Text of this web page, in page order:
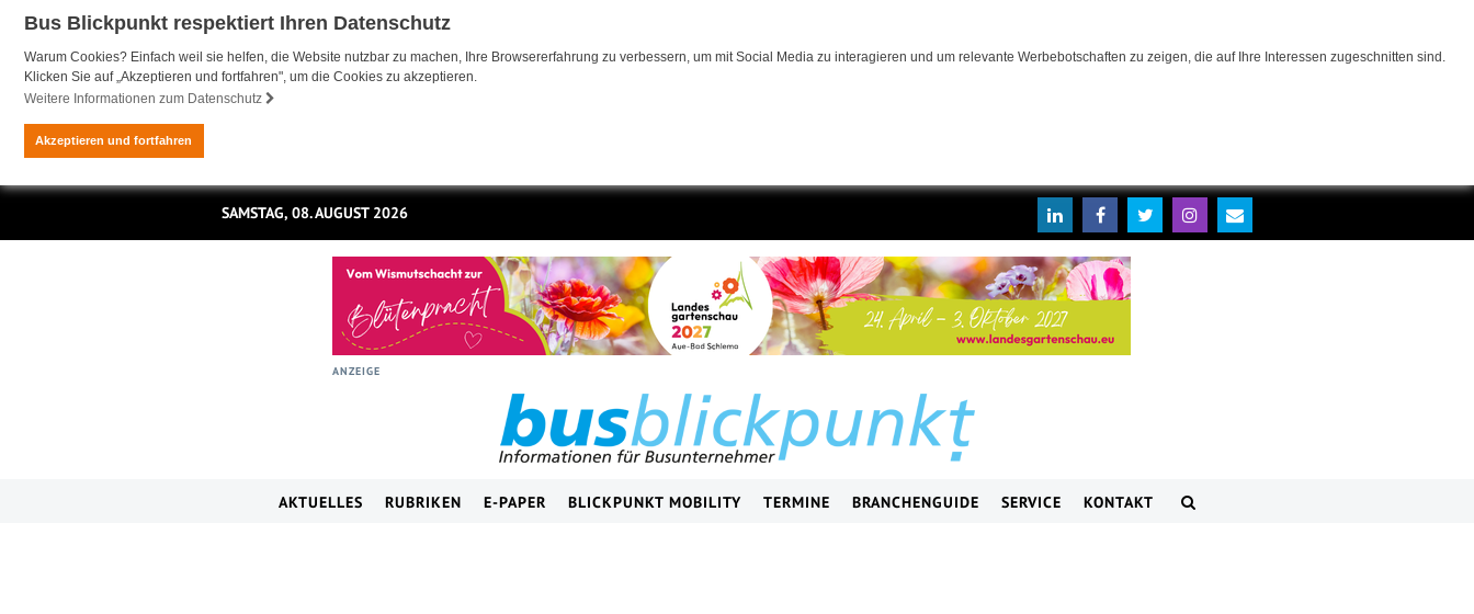
Bus Blickpunkt respektiert Ihren Datenschutz
Warum Cookies? Einfach weil sie helfen, die Website nutzbar zu machen, Ihre Browsererfahrung zu verbessern, um mit Social Media zu interagieren und um relevante Werbebotschaften zu zeigen, die auf Ihre Interessen zugeschnitten sind.
Klicken Sie auf „Akzeptieren und fortfahren", um die Cookies zu akzeptieren.
Weitere Informationen zum Datenschutz
Akzeptieren und fortfahren
SAMSTAG, 08. AUGUST 2026
ANZEIGE
AKTUELLES RUBRIKEN E-PAPER BLICKPUNKT MOBILITY TERMINE BRANCHENGUIDE SERVICE KONTAKT